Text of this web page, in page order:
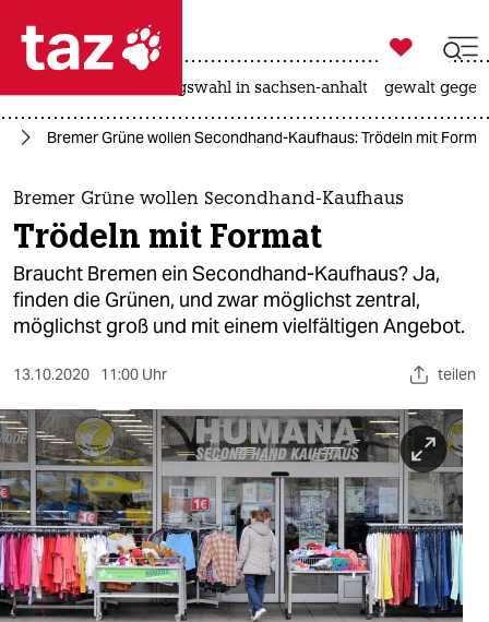
 taz zahl ich
taz zahl ich
themen
politik
öko
gesellschaft
sport
berlin
nord
wahrheit

taz zahl ich
landtagswahl in sachsen-anhalt gewalt
Bremer Grüne wollen Secondhand-Kaufhaus: Trödeln mit
Bremer Grüne wollen Secondhand-Kaufhaus
Trödeln mit Format
Braucht Bremen ein Secondhand-Kaufhaus? Ja,
finden die Grünen, und zwar möglichst zentral,
möglichst groß und mit einem vielfältigen Angebot.
13.10.2020 11:00 Uhr teilen